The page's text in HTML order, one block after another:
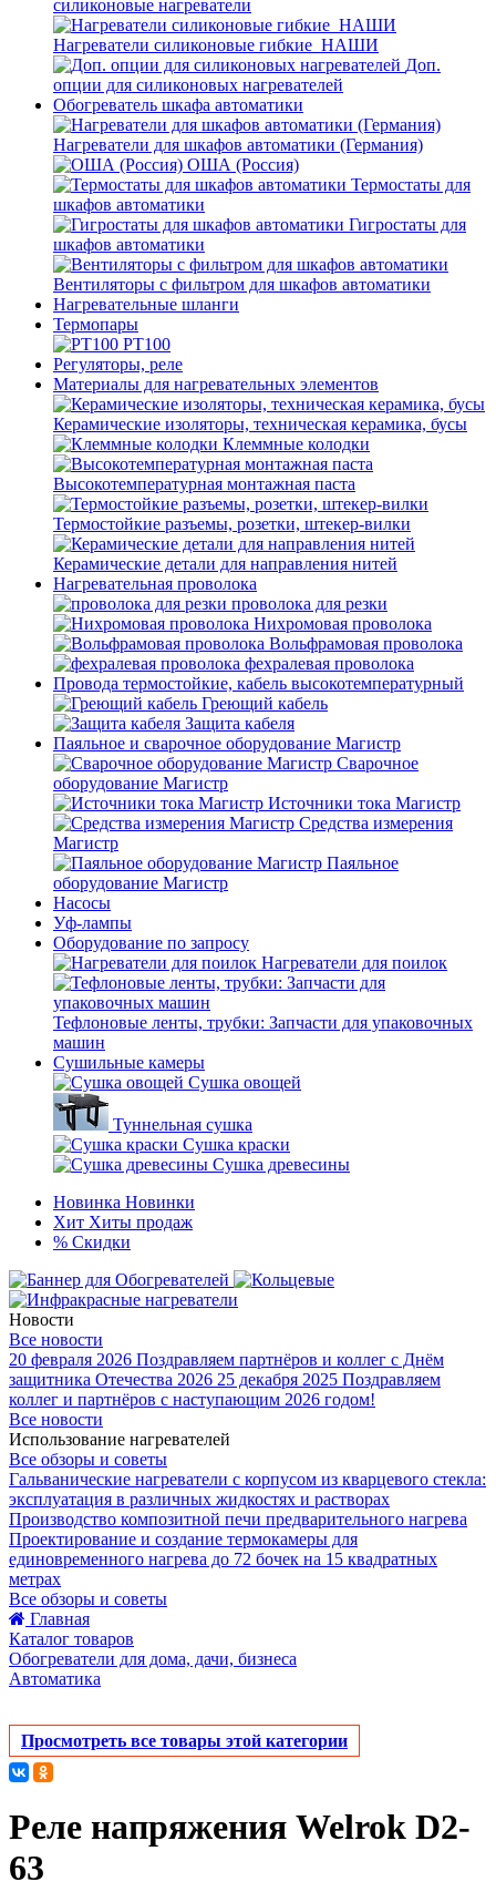
силиконовые нагреватели
Нагреватели силиконовые гибкие_НАШИ
Доп.
опции для силиконовых нагревателей
Обогреватель шкафа автоматики
Нагреватели для шкафов автоматики (Германия)
ОША (Россия)
Термостаты для
шкафов автоматики
Гигростаты для
шкафов автоматики
Вентиляторы с фильтром для шкафов автоматики
Нагревательные шланги
Термопары
PT100
Регуляторы, реле
Материалы для нагревательных элементов
Керамические изоляторы, техническая керамика, бусы
Клеммные колодки
Высокотемпературная монтажная паста
Термостойкие разъемы, розетки, штекер-вилки
Керамические детали для направления нитей
Нагревательная проволока
проволока для резки
Нихромовая проволока
Вольфрамовая проволока
фехралевая проволока
Провода термостойкие, кабель высокотемпературный
Греющий кабель
Защита кабеля
Паяльное и сварочное оборудование Магистр
Сварочное
оборудование Магистр
Источники тока Магистр
Средства измерения
Магистр
Паяльное
оборудование Магистр
Насосы
Уф-лампы
Оборудование по запросу
Нагреватели для поилок
Тефлоновые ленты, трубки: Запчасти для упаковочных
машин
Сушильные камеры
Сушка овощей
Туннельная сушка
Сушка краски
Сушка древесины
Новинка Новинки
Хит Хиты продаж
% Скидки
Новости
Все новости
20 февраля 2026 Поздравляем партнёров и коллег с Днём
защитника Отечества 2026 25 декабря 2025 Поздравляем
коллег и партнёров с наступающим 2026 годом!
Все новости
Использование нагревателей
Все обзоры и советы
Гальванические нагреватели с корпусом из кварцевого стекла:
эксплуатация в различных жидкостях и растворах
Производство композитной печи предварительного нагрева
Проектирование и создание термокамеры для
единовременного нагрева до 72 бочек на 15 квадратных
метрах
Все обзоры и советы
Главная
Каталог товаров
Обогреватели для дома, дачи, бизнеса
Автоматика
Просмотреть все товары этой категории
Реле напряжения Welrok D2-
63